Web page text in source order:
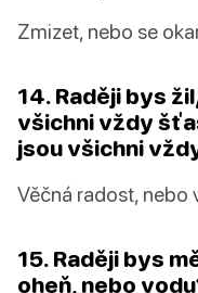
Zmizet, nebo se
14. Raději bys
všichni vždy
jsou všichni
Věčná radost, nebo
15. Raději bys
oheň, nebo